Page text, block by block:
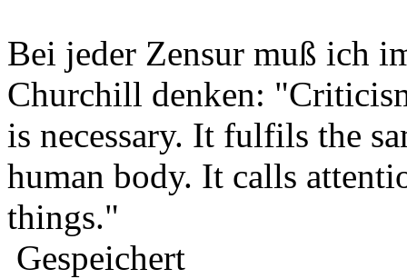
Bei jeder Zensur muß ich
Churchill denken:
is necessary. It fulfils the
human body. It calls
things."
Gespeichert